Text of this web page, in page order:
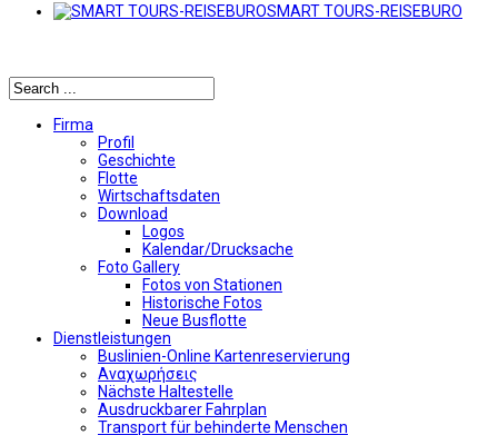
SMART TOURS-REISEBURO
Firma
Profil
Geschichte
Flotte
Wirtschaftsdaten
Download
Logos
Kalendar/Drucksache
Foto Gallery
Fotos von Stationen
Historische Fotos
Neue Busflotte
Dienstleistungen
Buslinien-Online Kartenreservierung
Αναχωρήσεις
Nächste Haltestelle
Αusdruckbarer Fahrplan
Transport für behinderte Menschen